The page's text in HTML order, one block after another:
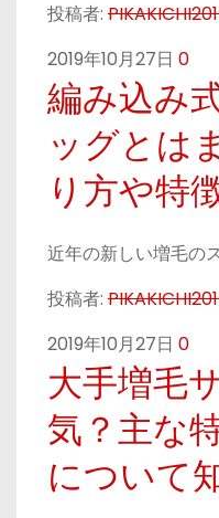
投稿者:
2019年10月27日 0
編み込み
ッグとは
り方や特
近年の新しい増毛の
投稿者:
2019年10月27日 0
大手増毛
気？主な
について